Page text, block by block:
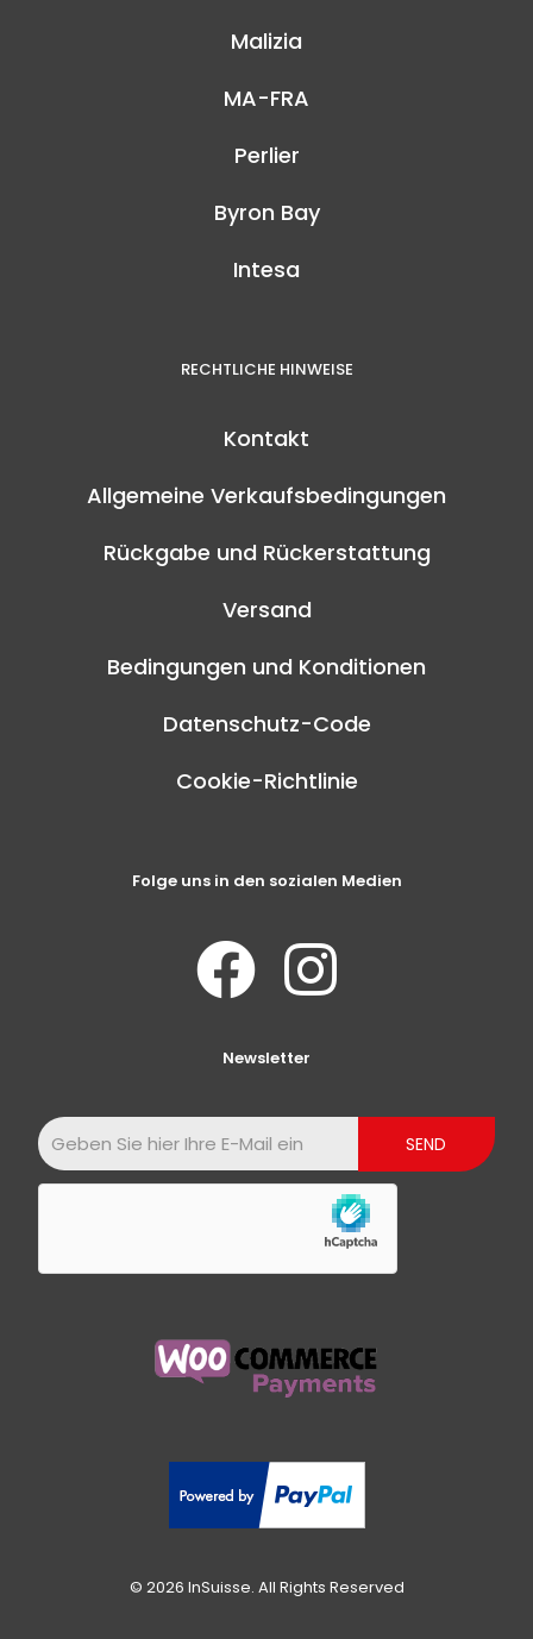
Malizia
MA-FRA
Perlier
Byron Bay
Intesa
RECHTLICHE HINWEISE
Kontakt
Allgemeine Verkaufsbedingungen
Rückgabe und Rückerstattung
Versand
Bedingungen und Konditionen
Datenschutz-Code
Cookie-Richtlinie
Folge uns in den sozialen Medien
Newsletter
© 2026 InSuisse. All Rights Reserved